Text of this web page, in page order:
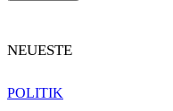
NEUESTE
POLITIK